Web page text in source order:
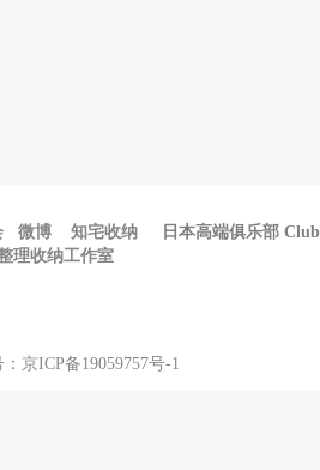
微博 知宅收纳
日本高端俱乐部 Club
理收纳工作室
京ICP备19059757号-1